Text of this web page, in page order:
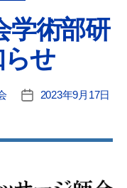
学術部研
せ
2023年9月17日